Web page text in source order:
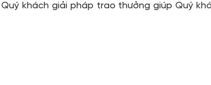
khách giải pháp trao thưởng giúp Quý